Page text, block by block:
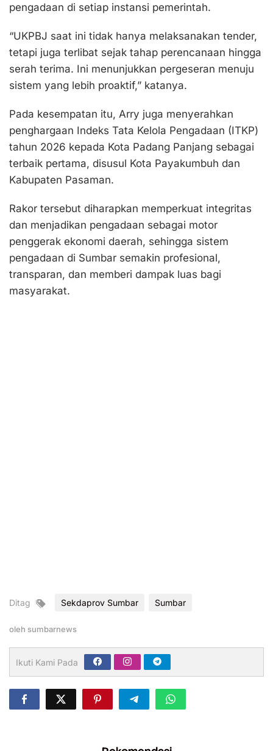
pengadaan di setiap instansi pemerintah.
“UKPBJ saat ini tidak hanya melaksanakan tender,
tetapi juga terlibat sejak tahap perencanaan hingga
serah terima. Ini menunjukkan pergeseran menuju
sistem yang lebih proaktif,” katanya.
Pada kesempatan itu, Arry juga menyerahkan
penghargaan Indeks Tata Kelola Pengadaan (ITKP)
tahun 2026 kepada Kota Padang Panjang sebagai
terbaik pertama, disusul Kota Payakumbuh dan
Kabupaten Pasaman.
Rakor tersebut diharapkan memperkuat integritas
dan menjadikan pengadaan sebagai motor
penggerak ekonomi daerah, sehingga sistem
pengadaan di Sumbar semakin profesional,
transparan, dan memberi dampak luas bagi
masyarakat.
Ditag Sekdaprov Sumbar Sumbar
oleh sumbarnews
Ikuti Kami Pada